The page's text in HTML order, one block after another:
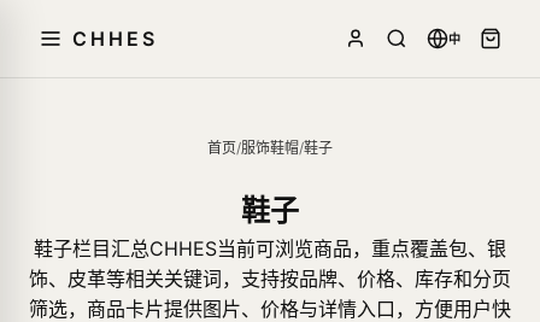
CHHES 中
首页/服饰鞋帽/鞋子
鞋子
鞋子栏目汇总CHHES当前可浏览商品，重点覆盖包、银
饰、皮革等相关关键词，支持按品牌、价格、库存和分页
筛选，商品卡片提供图片、价格与详情入口，方便用户快